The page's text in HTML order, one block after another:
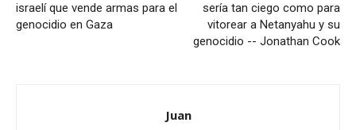
israelí que vende armas para el
genocidio en Gaza
sería tan ciego como para
vitorear a Netanyahu y su
genocidio -- Jonathan Cook
Juan